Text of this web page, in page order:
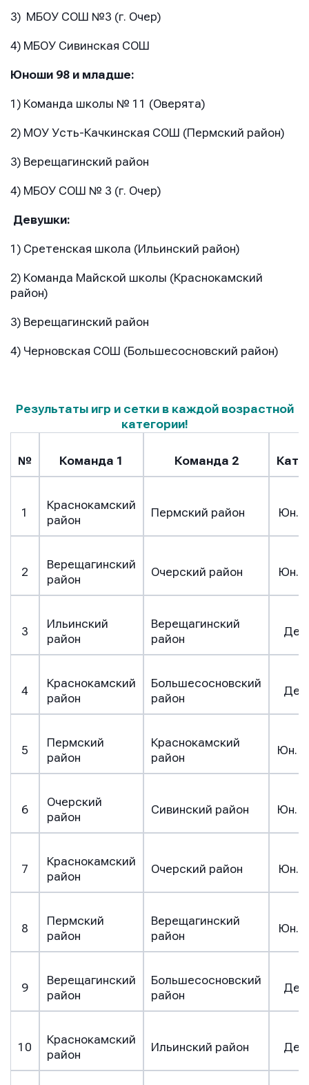
3) МБОУ СОШ №3 (г. Очер)
4) МБОУ Сивинская СОШ
Юноши 98 и младше:
1) Команда школы № 11 (Оверята)
2) МОУ Усть-Качкинская СОШ (Пермский район)
3) Верещагинский район
4) МБОУ СОШ № 3 (г. Очер)
Девушки:
1) Сретенская школа (Ильинский район)
2) Команда Майской школы (Краснокамский
район)
3) Верещагинский район
4) Черновская СОШ (Большесосновский район)
Результаты игр и сетки в каждой возрастной
категории!
№ Команда 1 Команда 2
1
Краснокамский
район
Пермский район Юн.
2
Верещагинский
район
Очерский район Юн.
3
Ильинский
район
Верещагинский
район
4
Краснокамский
район
Большесосновский
район
5
Пермский
район
Краснокамский
район
Юн.
6
Очерский
район
Сивинский район Юн.
7
Краснокамский
район
Очерский район Юн.
8
Пермский
район
Верещагинский
район
Юн.
9
Верещагинский
район
Большесосновский
район
10
Краснокамский
район
Ильинский район